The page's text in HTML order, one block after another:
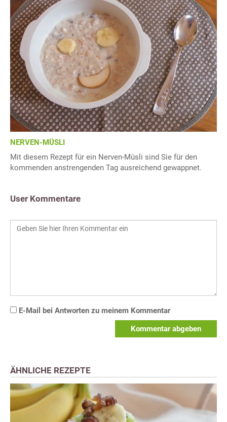
NERVEN-MÜSLI
Mit diesem Rezept für ein Nerven-Müsli sind Sie für den
kommenden anstrengenden Tag ausreichend gewappnet.
User Kommentare
E-Mail bei Antworten zu meinem Kommentar
Kommentar abgeben
ÄHNLICHE REZEPTE